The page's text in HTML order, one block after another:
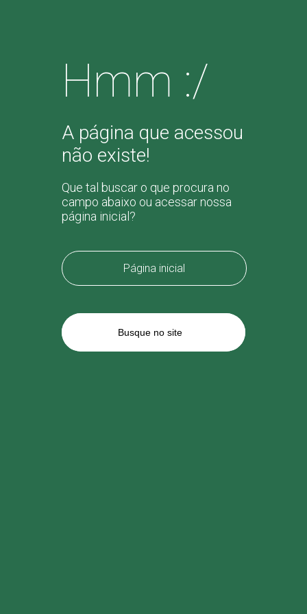
Hmm :/
A página que acessou
não existe!
Que tal buscar o que procura no
campo abaixo ou acessar nossa
página inicial?
Página inicial